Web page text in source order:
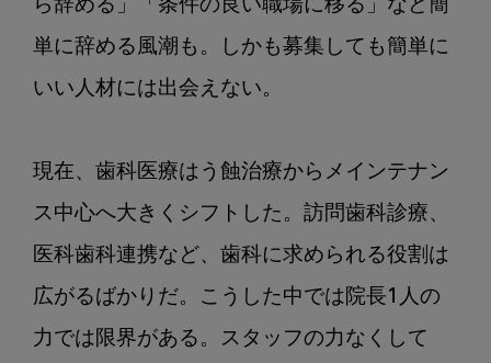
ら辞める」「条件の良い職場に移る」など簡
単に辞める風潮も。しかも募集しても簡単に
いい人材には出会えない。
現在、歯科医療はう蝕治療からメインテナン
ス中心へ大きくシフトした。訪問歯科診療、
医科歯科連携など、歯科に求められる役割は
広がるばかりだ。こうした中では院長1人の
力では限界がある。スタッフの力なくして